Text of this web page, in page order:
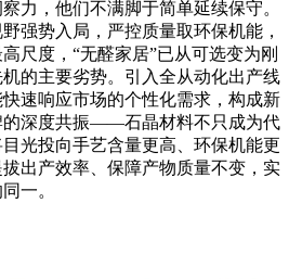
力，他们不满脚于简单延续保守。
强势入局，严控质量取环保机能，
尺度，“无醛家居”已从可选变为刚
的主要劣势。引入全从动化出产线
速响应市场的个性化需求，构成新
的深度共振——石晶材料不只成为代
光投向手艺含量更高、环保机能更
出产效率、保障产物质量不变，实
一。